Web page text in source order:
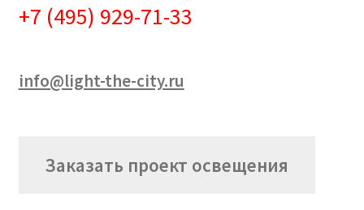
+7 (495) 929-71-33
info@light-the-city.ru
Заказать проект освещения